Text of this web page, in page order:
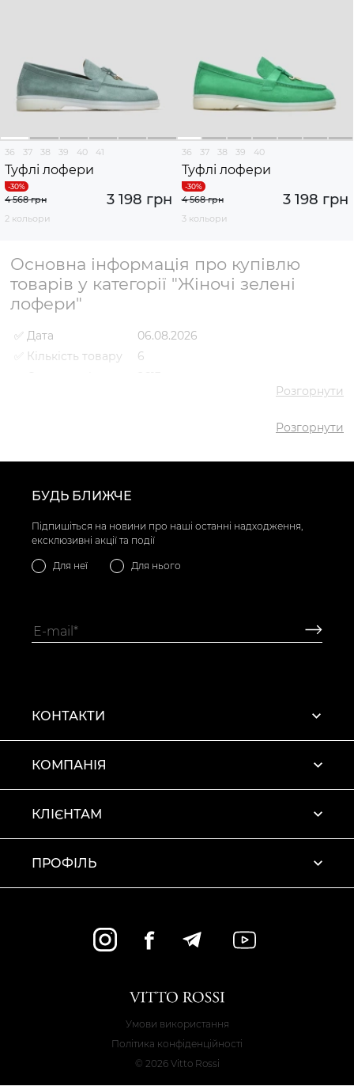
36 37 38 39 40 41
Туфлі лофери
3 198 грн
4 568 грн
2 кольори
36 37 38 39 40
Туфлі лофери
3 198 грн
4 568 грн
3 кольори
Основна інформація про купівлю
товарів у категорії "Жіночі зелені
лофери"
✅ Дата
06.08.2026
✅ Кількість товару
6
✅
товар
Розгорнути
Розгорнути
БУДЬ БЛИЖЧЕ
Підпишіться на новини про наші останні надходження,
ексклюзивні акції та події
Для неї Для нього
КОНТАКТИ
КОМПАНІЯ
КЛІЄНТАМ
ПРОФІЛЬ
Умови використання
Політика конфіденційності
© 2026 Vitto Rossi